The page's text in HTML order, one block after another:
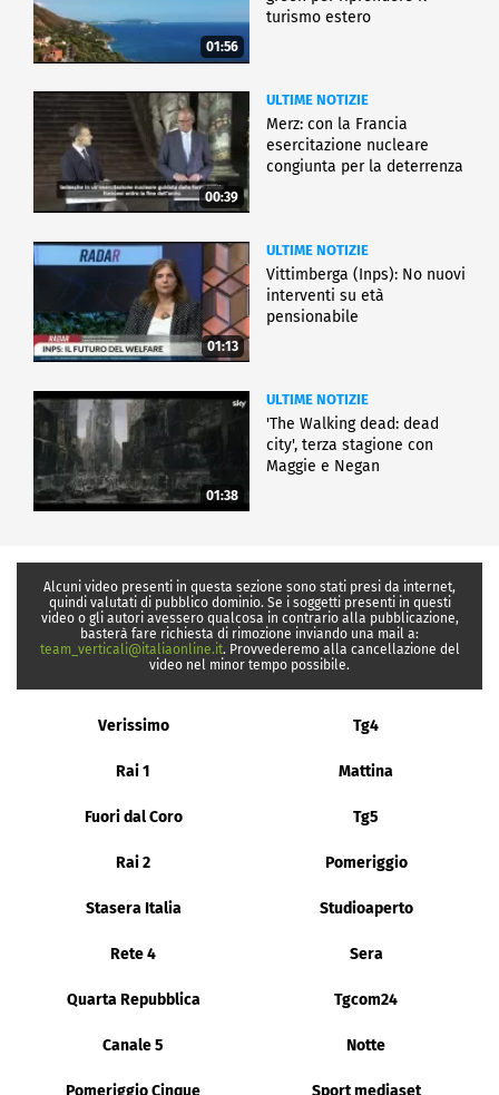
01:56
turismo estero
00:39
ULTIME NOTIZIE
Merz: con la Francia
esercitazione nucleare
congiunta per la deterrenza
01:13
ULTIME NOTIZIE
Vittimberga (Inps): No nuovi
interventi su età
pensionabile
01:38
ULTIME NOTIZIE
'The Walking dead: dead
city', terza stagione con
Maggie e Negan
Alcuni video presenti in questa sezione sono stati presi da internet,
quindi valutati di pubblico dominio. Se i soggetti presenti in questi
video o gli autori avessero qualcosa in contrario alla pubblicazione,
basterà fare richiesta di rimozione inviando una mail a:
team_verticali@italiaonline.it. Provvederemo alla cancellazione del
video nel minor tempo possibile.
Verissimo Tg4
Rai 1 Mattina
Fuori dal Coro Tg5
Rai 2 Pomeriggio
Stasera Italia Studioaperto
Rete 4 Sera
Quarta Repubblica Tgcom24
Canale 5 Notte
Pomeriggio Cinque Sport mediaset